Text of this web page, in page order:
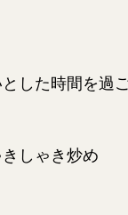
した時間を過ご
しゃき炒め